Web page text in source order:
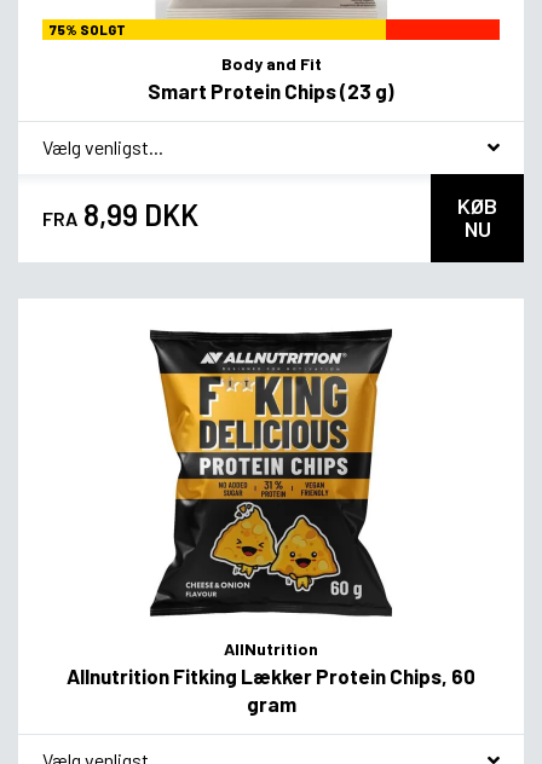
75% SOLGT
Body and Fit
Smart Protein Chips (23 g)
* Smagsvariant
FRA 8,99 DKK
KØB
NU
AllNutrition
Allnutrition Fitking Lækker Protein Chips, 60
gram
* smag